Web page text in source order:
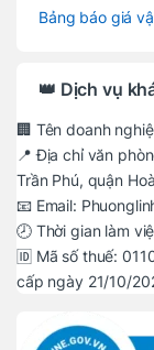
Bảng báo giá
👑 Dịch vụ
🏢 Tên doanh
📍 Địa chỉ văn
Trần Phú, quận
📧 Email:
🕗 Thời gian làm
🆔 Mã số thuế:
cấp ngày 21/10/